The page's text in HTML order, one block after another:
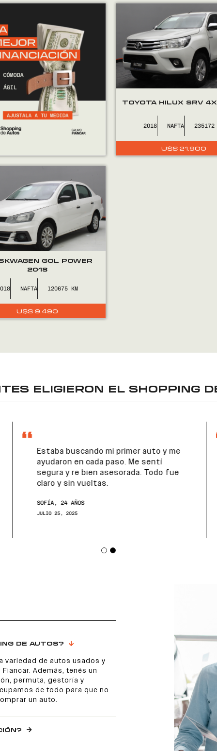
TOYOTA HILUX SRV
2018 NAFTA 235172
U$S21.900
GOL POWER
2018
NAFTA 120675
U$S9.490
ELIGIERON EL SHOPPING
Estaba buscando mi primer auto y me
ayudaron en cada paso. Me sentí
segura y re bien asesorada. Todo fue
claro y sin vueltas.
SOFÍA, 24 AÑOS
JULIO 25, 2025
DE AUTOS?
variedad de autos usados y
Además, tenés un
permuta, gestoría y
de todo para que no
un auto.